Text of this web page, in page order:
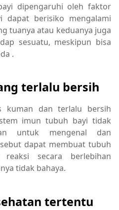
dipengaruhi oleh faktor
dapat berisiko mengalami
tuanya atau keduanya juga
sesuatu, meskipun bisa
.
terlalu bersih
kuman dan terlalu bersih
imun tubuh bayi tidak
untuk mengenal dan
dapat membuat tubuh
secara berlebihan
tidak bahaya.
tertentu